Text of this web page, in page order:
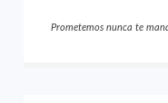
Prometemos nunca te